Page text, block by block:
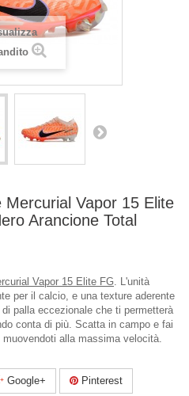
Mercurial Vapor 15 Elite
Arancione Total
Vapor 15 Elite FG. L'unità
per il calcio, e una texture aderente
palla eccezionale che ti permetterà
conta di più. Scatta in campo e fai
alla massima velocità.
Google+ Pinterest